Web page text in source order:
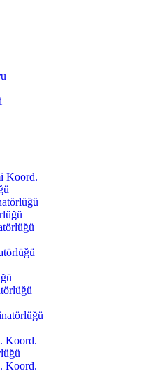
Koord.
Koord.
Koord.